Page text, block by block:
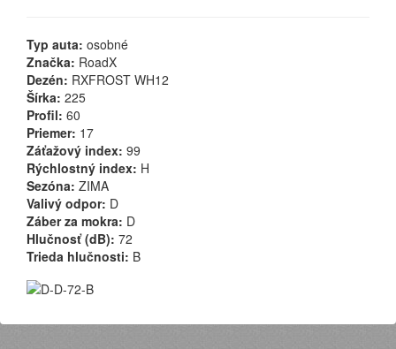
Typ auta: osobné
Značka: RoadX
Dezén: RXFROST WH12
Šírka: 225
Profil: 60
Priemer: 17
Záťažový index: 99
Rýchlostný index: H
Sezóna: ZIMA
Valivý odpor: D
Záber za mokra: D
Hlučnosť (dB): 72
Trieda hlučnosti: B